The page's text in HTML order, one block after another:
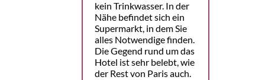
kein Trinkwasser. In der
Nähe befindet sich ein
Supermarkt, in dem Sie
alles Notwendige finden.
Die Gegend rund um das
Hotel ist sehr belebt, wie
der Rest von Paris auch.